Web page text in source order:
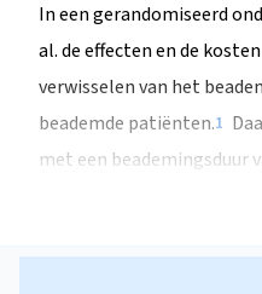
In een gerandomiseerd
al. de effecten en de
verwisselen van het
beademde patiënten.1
met een beademingsduur